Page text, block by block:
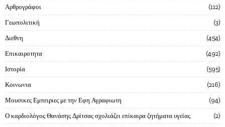
Αρθρογράφοι 112
Γεωπολιτική 3
Διεθνη 454
Επικαιροτητα 492
Ιστορία 595
Κοινωνια 216
Μουσικες Εμπειριες με την Εφη Αγραφιωτη 94
Ο καρδιολόγος Θανάσης Δρίτσας σχολιάζει επίκαιρα ζητήματα υγείας 2